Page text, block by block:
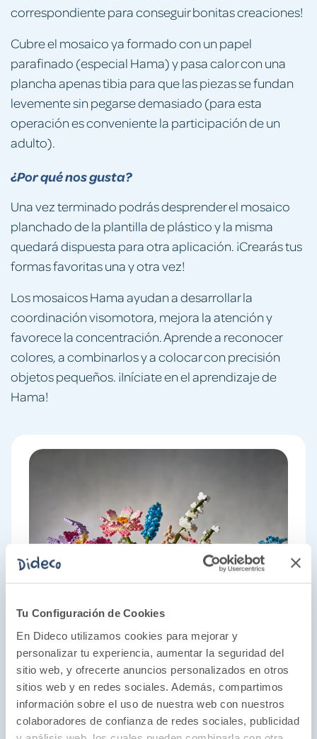
Tu Configuración de Cookies
En Dideco utilizamos cookies para mejorar y
personalizar tu experiencia, aumentar la seguridad del
sitio web, y ofrecerte anuncios personalizados en otros
sitios web y en redes sociales. Además, compartimos
información sobre el uso de nuestra web con nuestros
colaboradores de confianza de redes sociales, publicidad
correspondiente para conseguir bonitas creaciones!
Cubre el mosaico ya formado con un papel
parafinado (especial Hama) y pasa calor con una
plancha apenas tibia para que las piezas se fundan
levemente sin pegarse demasiado (para esta
operación es conveniente la participación de un
adulto).
¿Por qué nos gusta?
Una vez terminado podrás desprender el mosaico
planchado de la plantilla de plástico y la misma
quedará dispuesta para otra aplicación. ¡Crearás tus
formas favoritas una y otra vez!
Los mosaicos Hama ayudan a desarrollar la
coordinación visomotora, mejora la atención y
favorece la concentración. Aprende a reconocer
colores, a combinarlos y a colocar con precisión
objetos pequeños. ¡Iníciate en el aprendizaje de
Hama!